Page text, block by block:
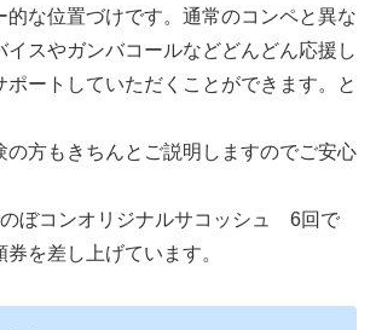
的な位置づけです。通常のコンペと異な
イスやガンバコールなどどんどん応援し
ポートしていただくことができます。と
の方もきちんとご説明しますのでご安心
のぼコンオリジナルサコッシュ 6回で
を差し上げています。